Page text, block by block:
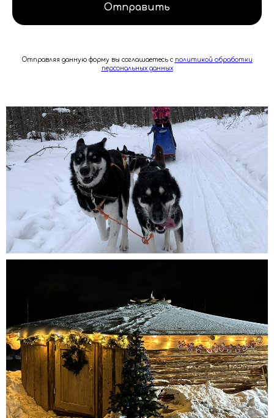
Отправить
Отправляя данную форму вы соглашаетесь с политикой обработки
персональных данных